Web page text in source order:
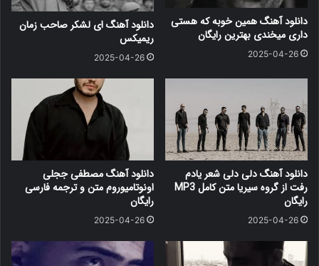
دانلود آهنگ همین خوبه که هستی
داری میخندی بهترین رایگان
2025-04-26
دانلود آهنگ ای لشکر صاحب زمان
ریمیکس
2025-04-26
دانلود آهنگ دلی دلی شعر یادم
رفت از گروه سیریا متن کامل MP3
رایگان
2025-04-26
دانلود آهنگ مصطفی ججلی
اونوتامیوروم متن و ترجمه فارسی
رایگان
2025-04-26